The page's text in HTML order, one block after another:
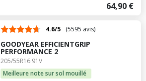
64,90 €
4.6/5 (5595 avis)
GOODYEAR EFFICIENTGRIP
PERFORMANCE 2
205/55R16 91V
Meilleure note sur sol mouillé